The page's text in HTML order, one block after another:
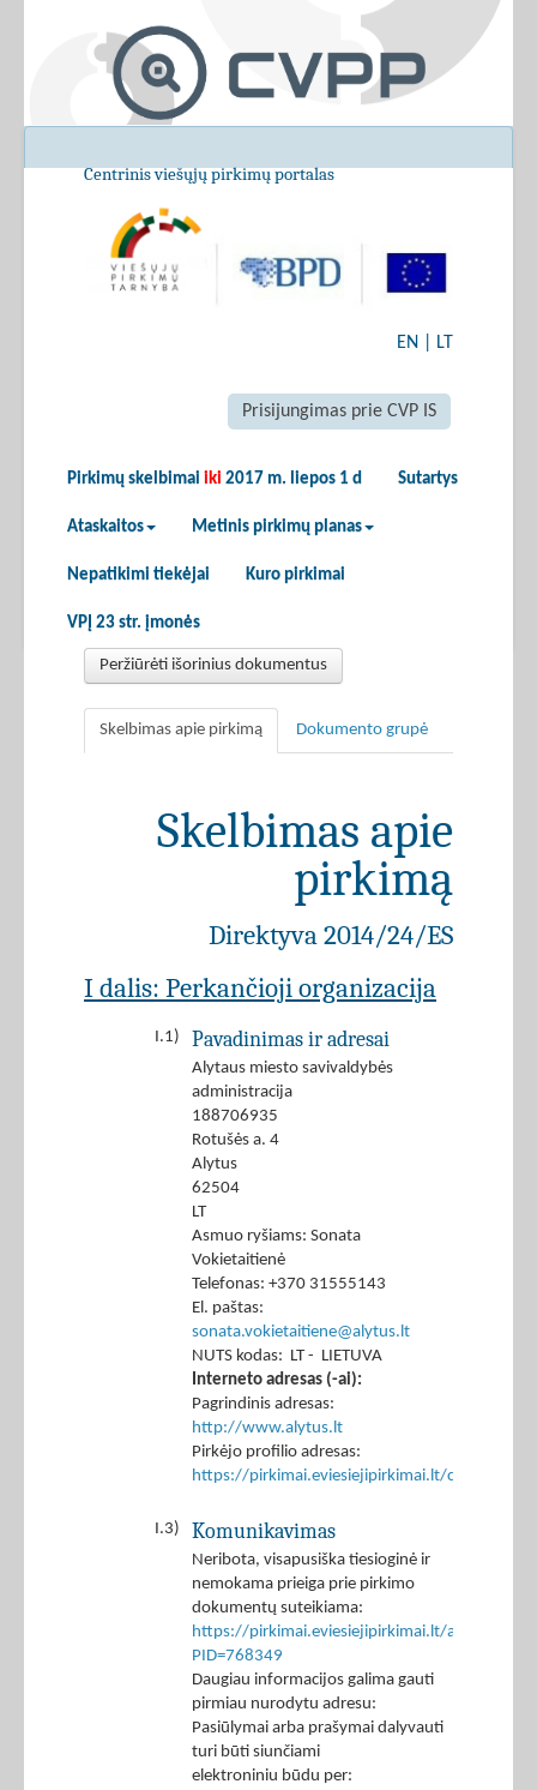
Centrinis viešųjų pirkimų portalas
EN LT
Prisijungimas prie CVP IS
Pirkimų skelbimai iki 2017 m. liepos 1 d Sutartys
Ataskaitos Metinis pirkimų planas
Nepatikimi tiekėjai Kuro pirkimai
VPĮ 23 str. įmonės
Peržiūrėti išorinius dokumentus
Skelbimas apie pirkimą Dokumento grupė
Skelbimas apie
pirkimą
Direktyva 2014/24/ES
I dalis: Perkančioji organizacija
I.1) Pavadinimas ir adresai
Alytaus miesto savivaldybės
administracija
188706935
Rotušės a. 4
Alytus
62504
LT
Asmuo ryšiams: Sonata
Vokietaitienė
Telefonas: +370 31555143
El. paštas:
sonata.vokietaitiene@alytus.lt
NUTS kodas: LT - LIETUVA
Interneto adresas (-ai):
Pagrindinis adresas:
http://www.alytus.lt
Pirkėjo profilio adresas:
https://pirkimai.eviesiejipirkimai.lt/ctm/
I.3) Komunikavimas
Neribota, visapusiška tiesioginė ir
nemokama prieiga prie pirkimo
dokumentų suteikiama:
https://pirkimai.eviesiejipirkimai.lt/app/rfq/
PID=768349
Daugiau informacijos galima gauti
pirmiau nurodytu adresu:
Pasiūlymai arba prašymai dalyvauti
turi būti siunčiami
elektroniniu būdu per: